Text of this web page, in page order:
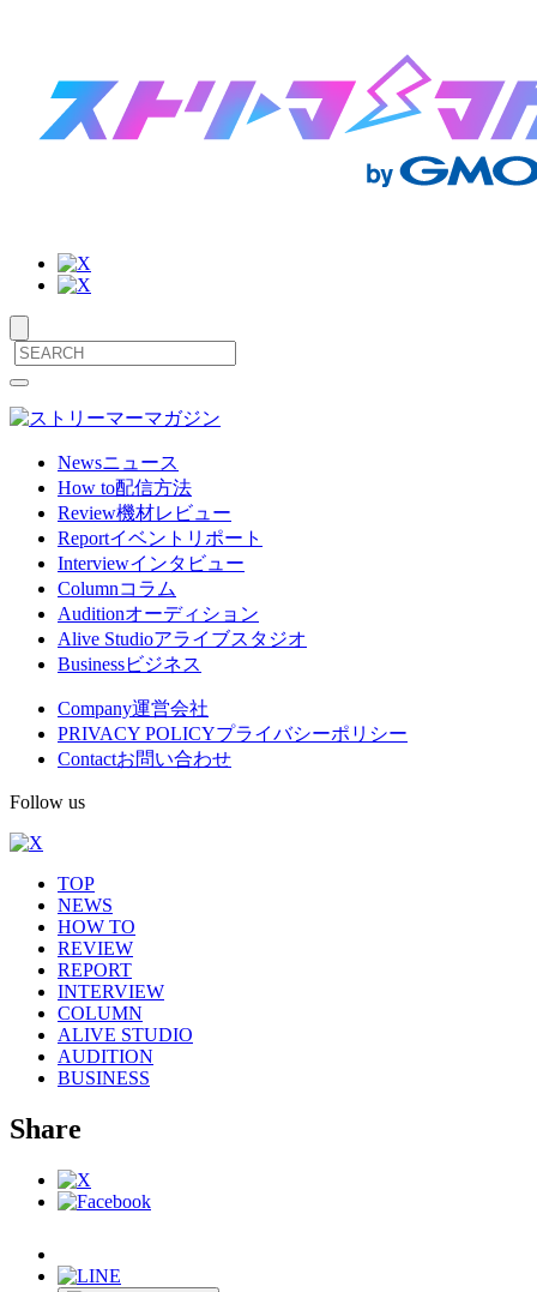
サ
イ
メ
ニ
Newsニュース
How to配信方法
Review機材レビュー
Reportイベントリポート
Interviewインタビュー
Columnコラム
Auditionオーディション
Alive Studioアライブスタジオ
Businessビジネス
Company運営会社
PRIVACY POLICYプライバシーポリシー
Contactお問い合わせ
Follow us
TOP
NEWS
HOW TO
REVIEW
REPORT
INTERVIEW
COLUMN
ALIVE STUDIO
AUDITION
BUSINESS
Share